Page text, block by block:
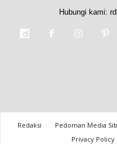
Hubungi kami:
Redaksi Pedoman Media
Privacy Policy